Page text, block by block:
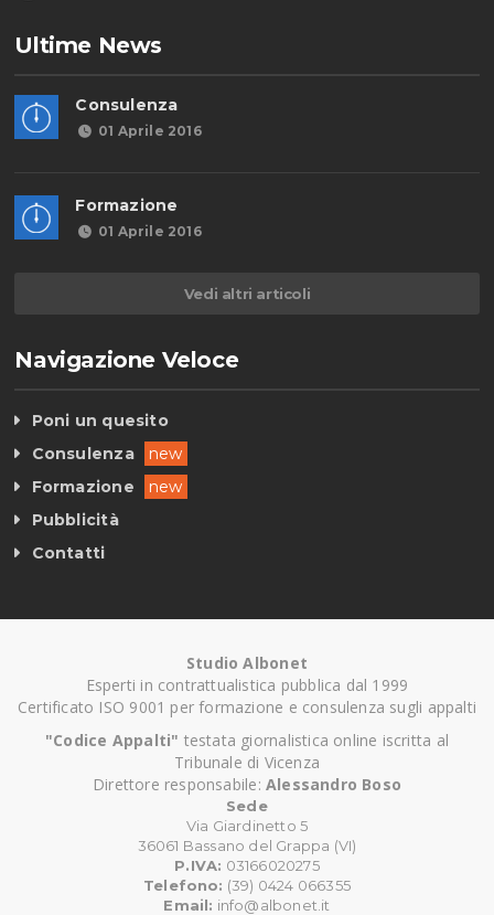
Ultime News
Consulenza
01 Aprile 2016
Formazione
01 Aprile 2016
Vedi altri articoli
Navigazione Veloce
Poni un quesito
Consulenza
new
Formazione
new
Pubblicità
Contatti
Studio Albonet
Esperti in contrattualistica pubblica dal 1999
Certificato ISO 9001 per formazione e consulenza sugli appalti
"Codice Appalti" testata giornalistica online iscritta al
Tribunale di Vicenza
Direttore responsabile: Alessandro Boso
Sede
Via Giardinetto 5
36061 Bassano del Grappa (VI)
P.IVA: 03166020275
Telefono: (39) 0424 066355
Email: info@albonet.it